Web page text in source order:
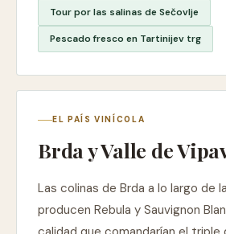
Tour por las salinas de Sečovlje
Pescado fresco en Tartinijev trg
EL PAÍS VINÍCOLA
Brda y Valle de
Las colinas de Brda a lo largo de
producen Rebula y Sauvignon